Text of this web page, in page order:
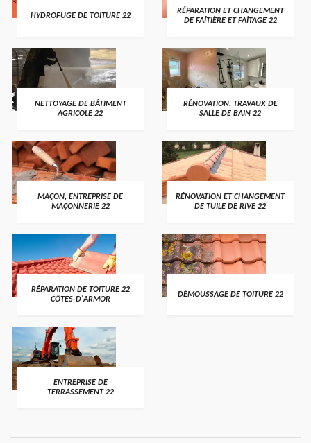
HYDROFUGE DE TOITURE 22
RÉPARATION ET CHANGEMENT
DE FAÎTIÈRE ET FAÎTAGE 22
NETTOYAGE DE BÂTIMENT
AGRICOLE 22
RÉNOVATION, TRAVAUX DE
SALLE DE BAIN 22
MAÇON, ENTREPRISE DE
MAÇONNERIE 22
RÉNOVATION ET CHANGEMENT
DE TUILE DE RIVE 22
RÉPARATION DE TOITURE 22
CÔTES-D'ARMOR
DÉMOUSSAGE DE TOITURE 22
ENTREPRISE DE
TERRASSEMENT 22